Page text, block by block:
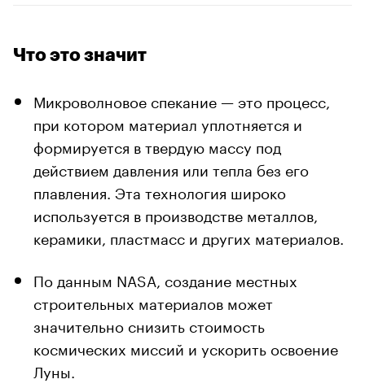
Что это значит
Микроволновое спекание — это процесс,
при котором материал уплотняется и
формируется в твердую массу под
действием давления или тепла без его
плавления. Эта технология широко
используется в производстве металлов,
керамики, пластмасс и других материалов.
По данным NASA, создание местных
строительных материалов может
значительно снизить стоимость
космических миссий и ускорить освоение
Луны.